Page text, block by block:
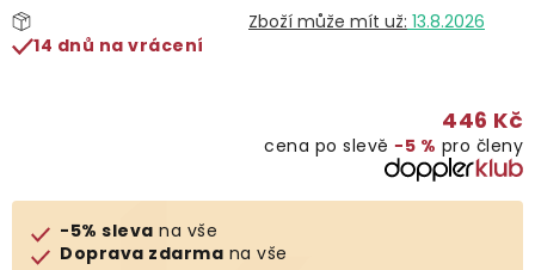
Prodávané značky
13.8.2026
14 dnů na vrácení
446 Kč
cena po slevě −5 % pro členy
-5% sleva na vše
Doprava zdarma na vše